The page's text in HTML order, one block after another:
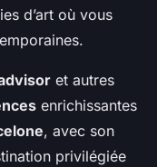
d’art où vous
et autres
enrichissantes
, avec son
privilégiée